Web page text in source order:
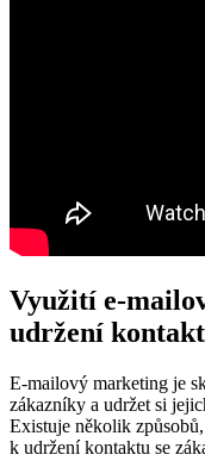
Využití e-
udržení
E-mailový marketing je
zákazníky a udržet si
Existuje několik
k udržení kontaktu se